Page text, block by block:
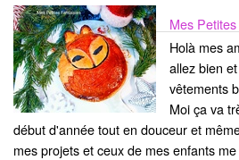
Mes
Holà mes
allez bien
vêtements
Moi ça va
début d'année tout en douceur et
mes projets et ceux de mes enfants